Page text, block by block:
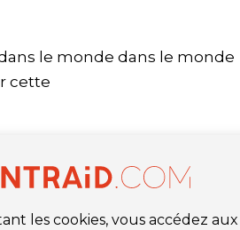
le monde dans le monde
cette
les cookies, vous accédez aux